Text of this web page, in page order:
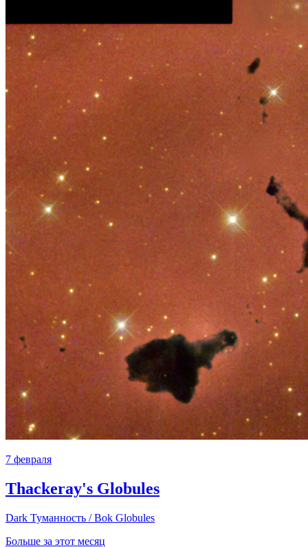
7 февраля
Thackeray's Globules
Dark Туманность / Bok Globules
Больше за этот месяц